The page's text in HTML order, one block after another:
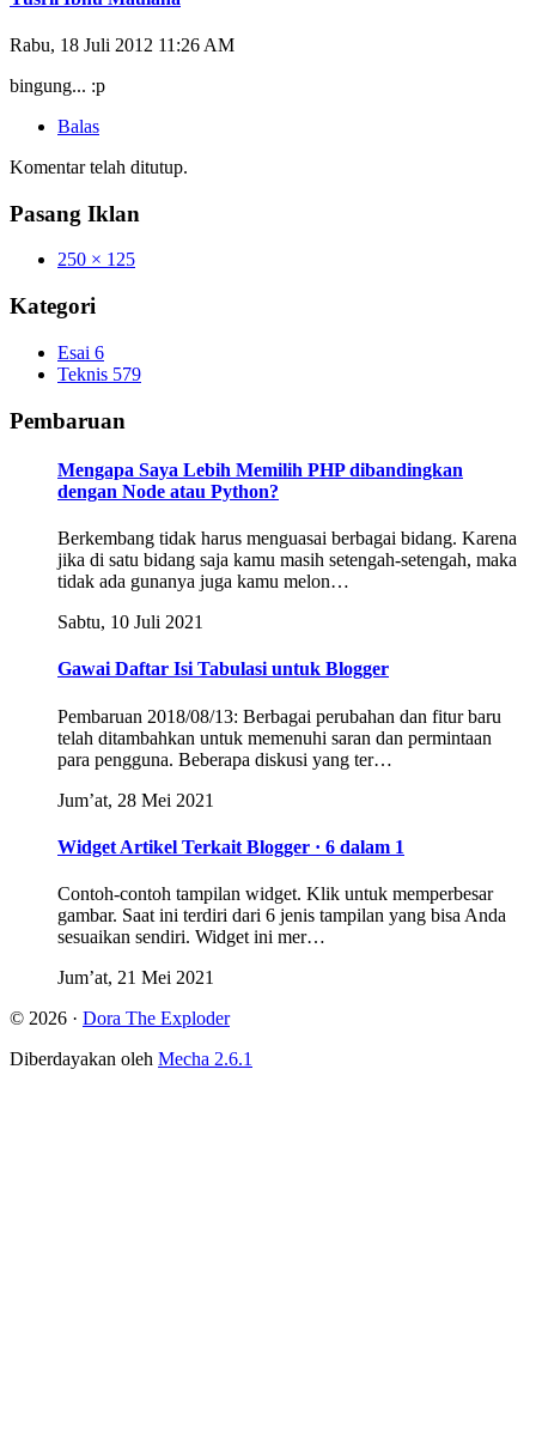
Rabu, 18 Juli 2012 11:26 AM
bingung... :p
Balas
Komentar telah ditutup.
Pasang Iklan
250 × 125
Kategori
Esai 6
Teknis 579
Pembaruan
Mengapa Saya Lebih Memilih PHP dibandingkan
dengan Node atau Python?
Berkembang tidak harus menguasai berbagai bidang. Karena
jika di satu bidang saja kamu masih setengah-setengah, maka
tidak ada gunanya juga kamu melon…
Sabtu, 10 Juli 2021
Gawai Daftar Isi Tabulasi untuk Blogger
Pembaruan 2018/08/13: Berbagai perubahan dan fitur baru
telah ditambahkan untuk memenuhi saran dan permintaan
para pengguna. Beberapa diskusi yang ter…
Jum’at, 28 Mei 2021
Widget Artikel Terkait Blogger · 6 dalam 1
Contoh-contoh tampilan widget. Klik untuk memperbesar
gambar. Saat ini terdiri dari 6 jenis tampilan yang bisa Anda
sesuaikan sendiri. Widget ini mer…
Jum’at, 21 Mei 2021
© 2026 · Dora The Exploder
Diberdayakan oleh Mecha 2.6.1